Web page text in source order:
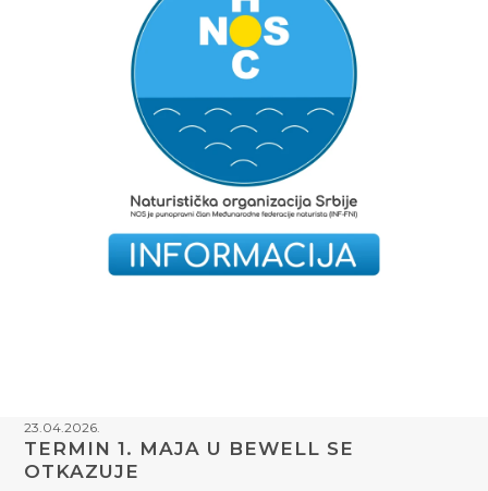
23.04.2026.
TERMIN 1. MAJA U BEWELL SE
OTKAZUJE